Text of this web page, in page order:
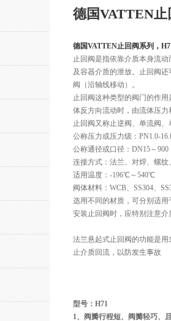
德国VATTEN
德国VATTEN止回阀系列，
止回阀是指依靠介质本身流
及容器介质的泄放。止回阀
阀（沿轴线移动）。
止回阀这种类型的阀门的作
体反方向流动时，由流体压
止回阀又称止逆阀、单流阀
公称压力或压力级：PN1.0-
公称通径或口径：DN15～900
连接方式：法兰、对焊、螺
适用温度：-196℃～540℃
阀体材料：WCB、SS304、
选用不同的材质，可分别适
安装止回阀时，应特别注意
法兰悬起式止回阀的功能是
止介质回流，以防发生事故
型号：H71
1、阀瓣行程短、阀瓣轻巧、